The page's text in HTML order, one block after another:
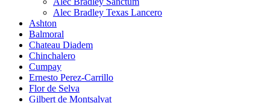
Alec Bradley Texas Lancero
Ashton
Balmoral
Chateau Diadem
Chinchalero
Cumpay
Ernesto Perez-Carrillo
Flor de Selva
Gilbert de Montsalvat